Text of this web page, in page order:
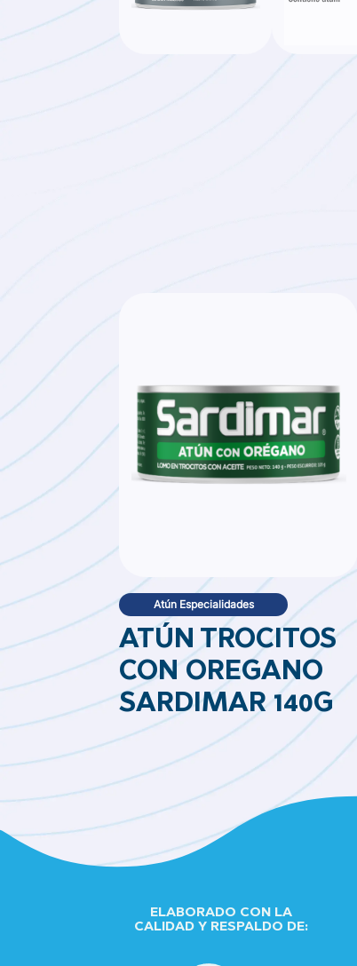
ATÚN TROCITOS
CON OREGANO
SARDIMAR 140G
Atún Especialidades
ELABORADO CON LA
CALIDAD Y RESPALDO DE: